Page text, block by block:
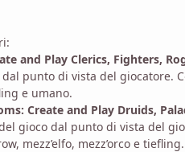
and Play Clerics, Fighters,
punto di vista del giocatore.
e umano.
Create and Play Druids,
gioco dal punto di vista del
mezz’elfo, mezz’orco e tiefling.